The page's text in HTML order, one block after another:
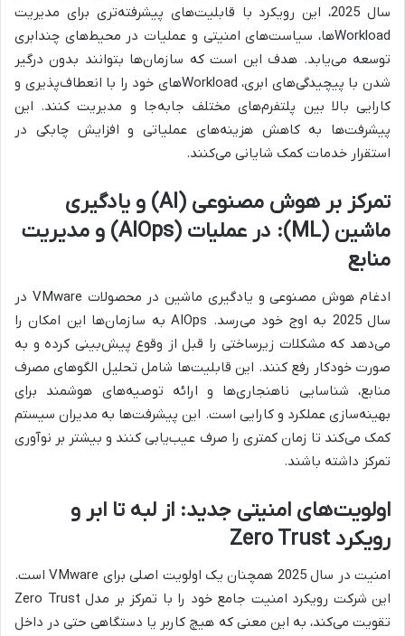
سال 2025، این رویکرد با قابلیت‌های پیشرفته‌تری برای مدیریت
Workloadها، سیاست‌های امنیتی و عملیات در محیط‌های چندابری
توسعه می‌یابد. هدف این است که سازمان‌ها بتوانند بدون درگیر
شدن با پیچیدگی‌های ابری، Workloadهای خود را با انعطاف‌پذیری و
کارایی بالا بین پلتفرم‌های مختلف جابه‌جا و مدیریت کنند. این
پیشرفت‌ها به کاهش هزینه‌های عملیاتی و افزایش چابکی در
استقرار خدمات کمک شایانی می‌کنند.
تمرکز بر هوش مصنوعی (AI) و یادگیری
ماشین (ML): در عملیات (AIOps) و مدیریت
منابع
ادغام هوش مصنوعی و یادگیری ماشین در محصولات VMware در
سال 2025 به اوج خود می‌رسد. AIOps به سازمان‌ها این امکان را
می‌دهد که مشکلات زیرساختی را قبل از وقوع پیش‌بینی کرده و به
صورت خودکار رفع کنند. این قابلیت‌ها شامل تحلیل الگوهای مصرف
منابع، شناسایی ناهنجاری‌ها و ارائه توصیه‌های هوشمند برای
بهینه‌سازی عملکرد و کارایی است. این پیشرفت‌ها به مدیران سیستم
کمک می‌کند تا زمان کمتری را صرف عیب‌یابی کنند و بیشتر بر نوآوری
تمرکز داشته باشند.
اولویت‌های امنیتی جدید: از لبه تا ابر و
رویکرد Zero Trust
امنیت در سال 2025 همچنان یک اولویت اصلی برای VMware است.
این شرکت رویکرد امنیت جامع خود را با تمرکز بر مدل Zero Trust
تقویت می‌کند، به این معنی که هیچ کاربر یا دستگاهی حتی در داخل